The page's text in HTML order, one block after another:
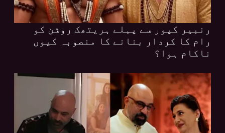
رنبیر کپور سے پہلے ہریتھک روشن کو
رام کا کردار بنانے کا منصوبہ کیوں
ناکام ہوا؟